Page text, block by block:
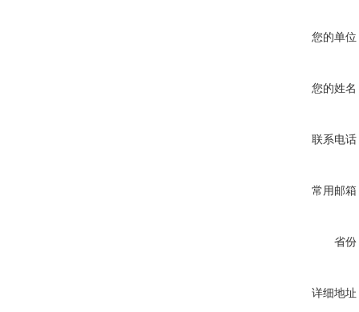
您的单位
您的姓名
联系电话
常用邮箱
省份
详细地址